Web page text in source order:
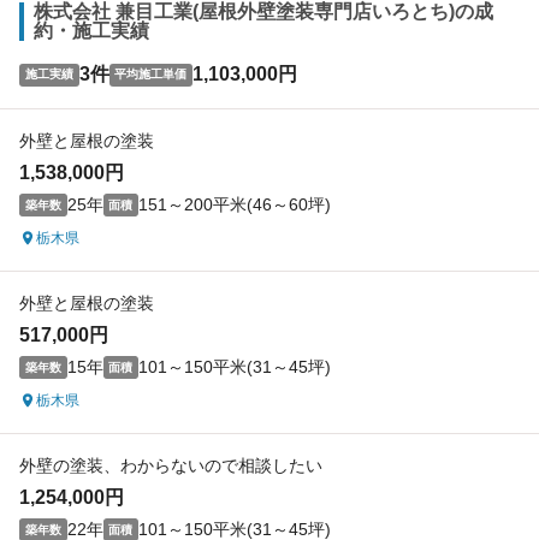
株式会社 兼目工業(屋根外壁塗装専門店いろとち)の成
約・施工実績
施工実績 3件 平均施工単価 1,103,000円
外壁と屋根の塗装
1,538,000円
築年数 25年 面積 151～200平米(46～60坪)
栃木県
外壁と屋根の塗装
517,000円
築年数 15年 面積 101～150平米(31～45坪)
栃木県
外壁の塗装、わからないので相談したい
1,254,000円
築年数 22年 面積 101～150平米(31～45坪)